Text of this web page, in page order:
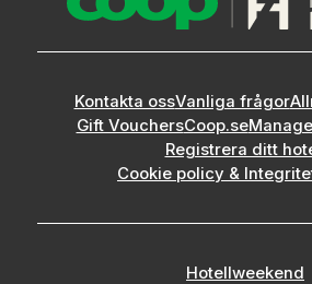
Kontakta ossVanliga frågor
Gift VouchersCoop.se
Registrera ditt
Cookie policy &
Hotellweekend